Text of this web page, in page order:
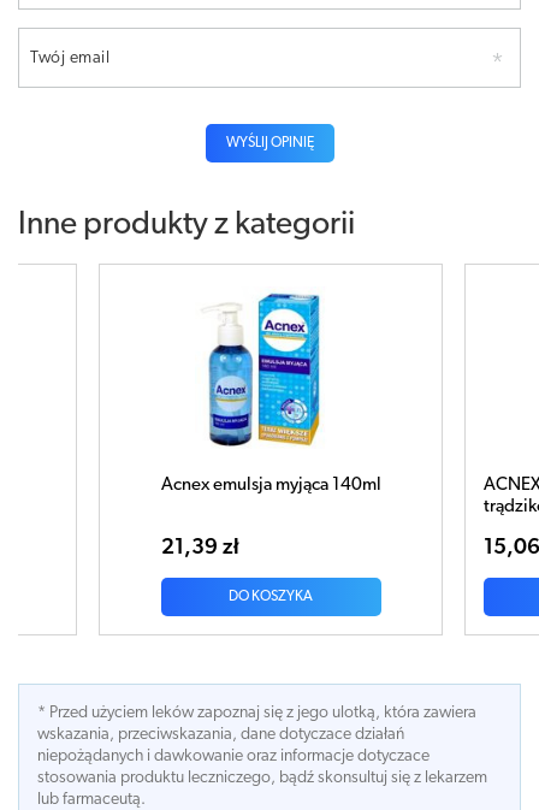
Twój email
WYŚLIJ OPINIĘ
Inne produkty z kategorii
ACNEX Żel punktowy do skóry
15,06 zł
DO KOSZYKA
* Przed użyciem leków zapoznaj się z jego ulotką, która zawiera
wskazania, przeciwskazania, dane dotyczace działań
niepożądanych i dawkowanie oraz informacje dotyczace
stosowania produktu leczniczego, bądź skonsultuj się z lekarzem
lub farmaceutą.